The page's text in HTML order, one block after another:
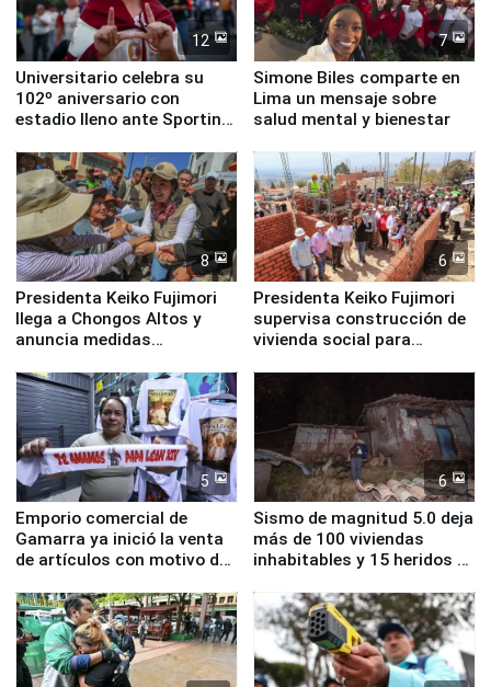
12
Universitario celebra su
102º aniversario con
estadio lleno ante Sporting
7
Simone Biles comparte en
Lima un mensaje sobre
salud mental y bienestar
8
Presidenta Keiko Fujimori
llega a Chongos Altos y
anuncia medidas
educación, salud y empleo
6
Presidenta Keiko Fujimori
supervisa construcción de
vivienda social para
5
Emporio comercial de
Gamarra ya inició la venta
de artículos con motivo de
6
Sismo de magnitud 5.0 deja
más de 100 viviendas
inhabitables y 15 heridos en